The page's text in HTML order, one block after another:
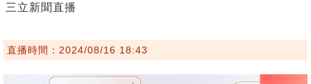
三立新聞直播
直播時間：2024/08/16 18:43